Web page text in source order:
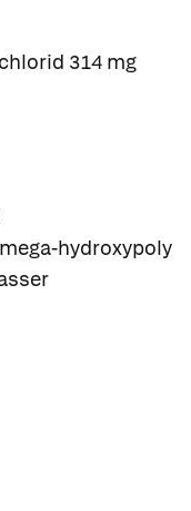
314 mg
hydroxypoly